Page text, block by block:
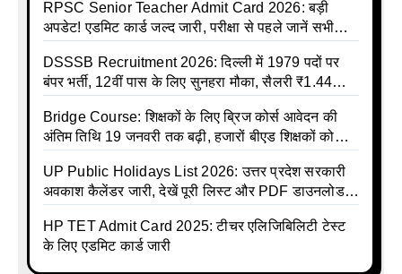
RPSC Senior Teacher Admit Card 2026: बड़ी
अपडेट! एडमिट कार्ड जल्द जारी, परीक्षा से पहले जानें सभी
DSSSB Recruitment 2026: दिल्ली में 1979 पदों पर
बंपर भर्ती, 12वीं पास के लिए सुनहरा मौका, सैलरी ₹1.44
Bridge Course: शिक्षकों के लिए ब्रिज कोर्स आवेदन की
अंतिम तिथि 19 जनवरी तक बढ़ी, हजारों बीएड शिक्षकों को
UP Public Holidays List 2026: उत्तर प्रदेश सरकारी
अवकाश कैलेंडर जारी, देखें पूरी लिस्ट और PDF डाउनलोड
talika | Sarkari Avkash Talika | Up Holidays List |
Holidays Calendar
HP TET Admit Card 2025: टीचर एलिजिबिलिटी टेस्ट
के लिए एडमिट कार्ड जारी